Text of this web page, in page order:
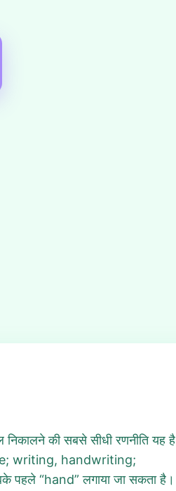
की सबसे सीधी रणनीति यह है
writing, handwriting;
पहले “hand” लगाया जा सकता है।